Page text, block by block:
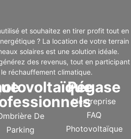
et souhaitez en tirer profit tout en
? La location de votre terrain
solaires est une solution idéale.
des revenus, tout en participant
réchauffement climatique.
De
Parking
Pégase
L'entreprise
FAQ
Photovoltaïque